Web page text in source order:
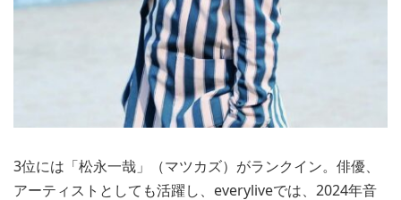
3位には「松永一哉」（マツカズ）がランクイン。俳優、
アーティストとしても活躍し、everyliveでは、2024年音